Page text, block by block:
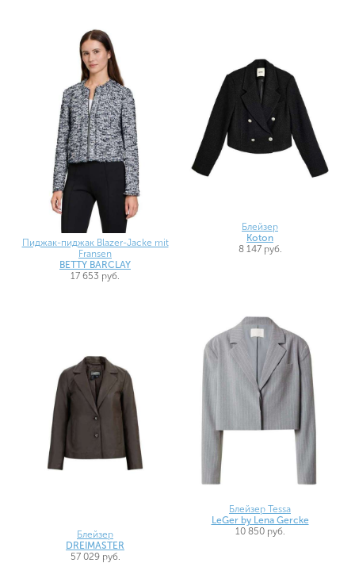
Пиджак-пиджак Blazer-Jacke mit
Fransen
BETTY BARCLAY
17 653 руб.
Блейзер
Koton
8 147 руб.
Блейзер
DREIMASTER
57 029 руб.
Блейзер Tessa
LeGer by Lena Gercke
10 850 руб.